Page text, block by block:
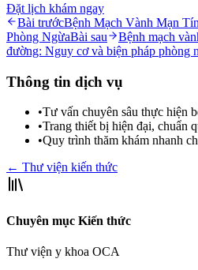
Đặt lịch khám ngay
Bài trướcBệnh Mạch Vành Mạn
Phòng NgừaBài sau
Bệnh mạch
đường: Nguy cơ và biện pháp phòng
Thông tin dịch vụ
•Tư vấn chuyên sâu thực hiện
•Trang thiết bị hiện đại, chuẩn
•Quy trình thăm khám nhanh
← Thư viện kiến thức
Chuyên mục Kiến thức
Thư viện y khoa OCA